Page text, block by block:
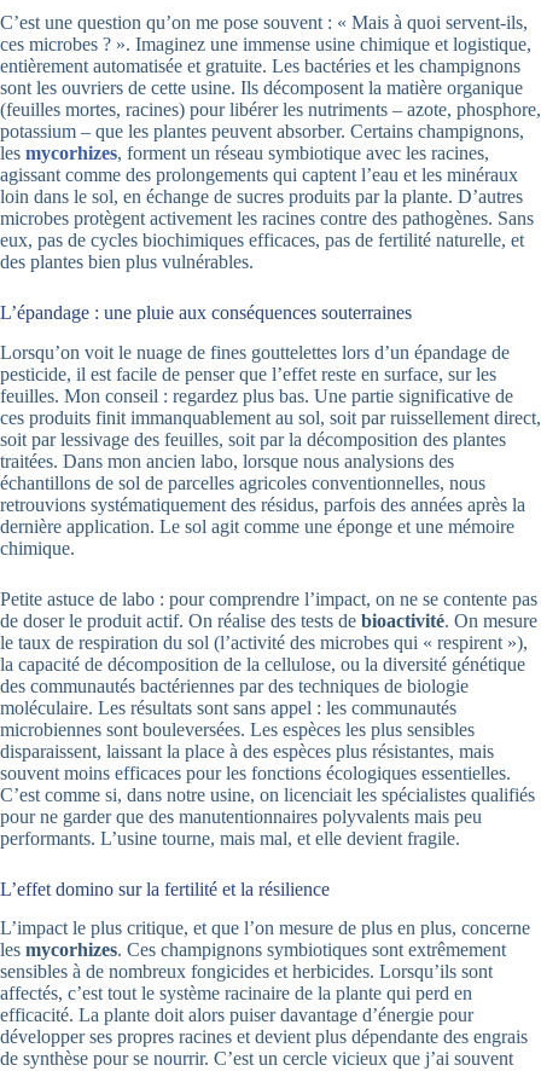
C’est une question qu’on me pose souvent : « Mais à quoi servent-ils,
ces microbes ? ». Imaginez une immense usine chimique et logistique,
entièrement automatisée et gratuite. Les bactéries et les champignons
sont les ouvriers de cette usine. Ils décomposent la matière organique
(feuilles mortes, racines) pour libérer les nutriments – azote, phosphore,
potassium – que les plantes peuvent absorber. Certains champignons,
les mycorhizes, forment un réseau symbiotique avec les racines,
agissant comme des prolongements qui captent l’eau et les minéraux
loin dans le sol, en échange de sucres produits par la plante. D’autres
microbes protègent activement les racines contre des pathogènes. Sans
eux, pas de cycles biochimiques efficaces, pas de fertilité naturelle, et
des plantes bien plus vulnérables.
L’épandage : une pluie aux conséquences souterraines
Lorsqu’on voit le nuage de fines gouttelettes lors d’un épandage de
pesticide, il est facile de penser que l’effet reste en surface, sur les
feuilles. Mon conseil : regardez plus bas. Une partie significative de
ces produits finit immanquablement au sol, soit par ruissellement direct,
soit par lessivage des feuilles, soit par la décomposition des plantes
traitées. Dans mon ancien labo, lorsque nous analysions des
échantillons de sol de parcelles agricoles conventionnelles, nous
retrouvions systématiquement des résidus, parfois des années après la
dernière application. Le sol agit comme une éponge et une mémoire
chimique.
Petite astuce de labo : pour comprendre l’impact, on ne se contente pas
de doser le produit actif. On réalise des tests de bioactivité. On mesure
le taux de respiration du sol (l’activité des microbes qui « respirent »),
la capacité de décomposition de la cellulose, ou la diversité génétique
des communautés bactériennes par des techniques de biologie
moléculaire. Les résultats sont sans appel : les communautés
microbiennes sont bouleversées. Les espèces les plus sensibles
disparaissent, laissant la place à des espèces plus résistantes, mais
souvent moins efficaces pour les fonctions écologiques essentielles.
C’est comme si, dans notre usine, on licenciait les spécialistes qualifiés
pour ne garder que des manutentionnaires polyvalents mais peu
performants. L’usine tourne, mais mal, et elle devient fragile.
L’effet domino sur la fertilité et la résilience
L’impact le plus critique, et que l’on mesure de plus en plus, concerne
les mycorhizes. Ces champignons symbiotiques sont extrêmement
sensibles à de nombreux fongicides et herbicides. Lorsqu’ils sont
affectés, c’est tout le système racinaire de la plante qui perd en
efficacité. La plante doit alors puiser davantage d’énergie pour
développer ses propres racines et devient plus dépendante des engrais
de synthèse pour se nourrir. C’est un cercle vicieux que j’ai souvent